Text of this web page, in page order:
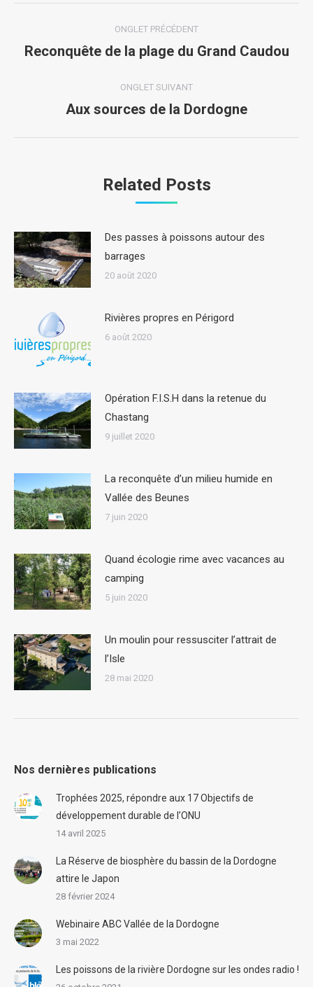
de
commentaire
ONGLET PRÉCÉDENT
Onglet
Reconquête de la plage du Grand Caudou
ONGLET SUIVANT
Onglet
Aux sources de la Dordogne
Related Posts
Des passes à poissons autour des
barrages
20 août 2020
Rivières propres en Périgord
6 août 2020
Opération F.I.S.H dans la retenue du
Chastang
9 juillet 2020
La reconquête d’un milieu humide en
Vallée des Beunes
7 juin 2020
Quand écologie rime avec vacances au
camping
5 juin 2020
Un moulin pour ressusciter l’attrait de
l’Isle
28 mai 2020
Nos dernières publications
Trophées 2025, répondre aux 17 Objectifs de
développement durable de l’ONU
14 avril 2025
La Réserve de biosphère du bassin de la Dordogne
attire le Japon
28 février 2024
Webinaire ABC Vallée de la Dordogne
3 mai 2022
Les poissons de la rivière Dordogne sur les ondes radio !